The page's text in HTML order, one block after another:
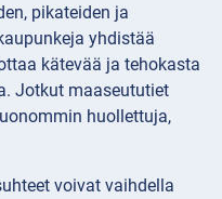
pikateiden ja
yhdistää
kätevää ja tehokasta
Jotkut maaseututiet
huollettuja,
voivat vaihdella